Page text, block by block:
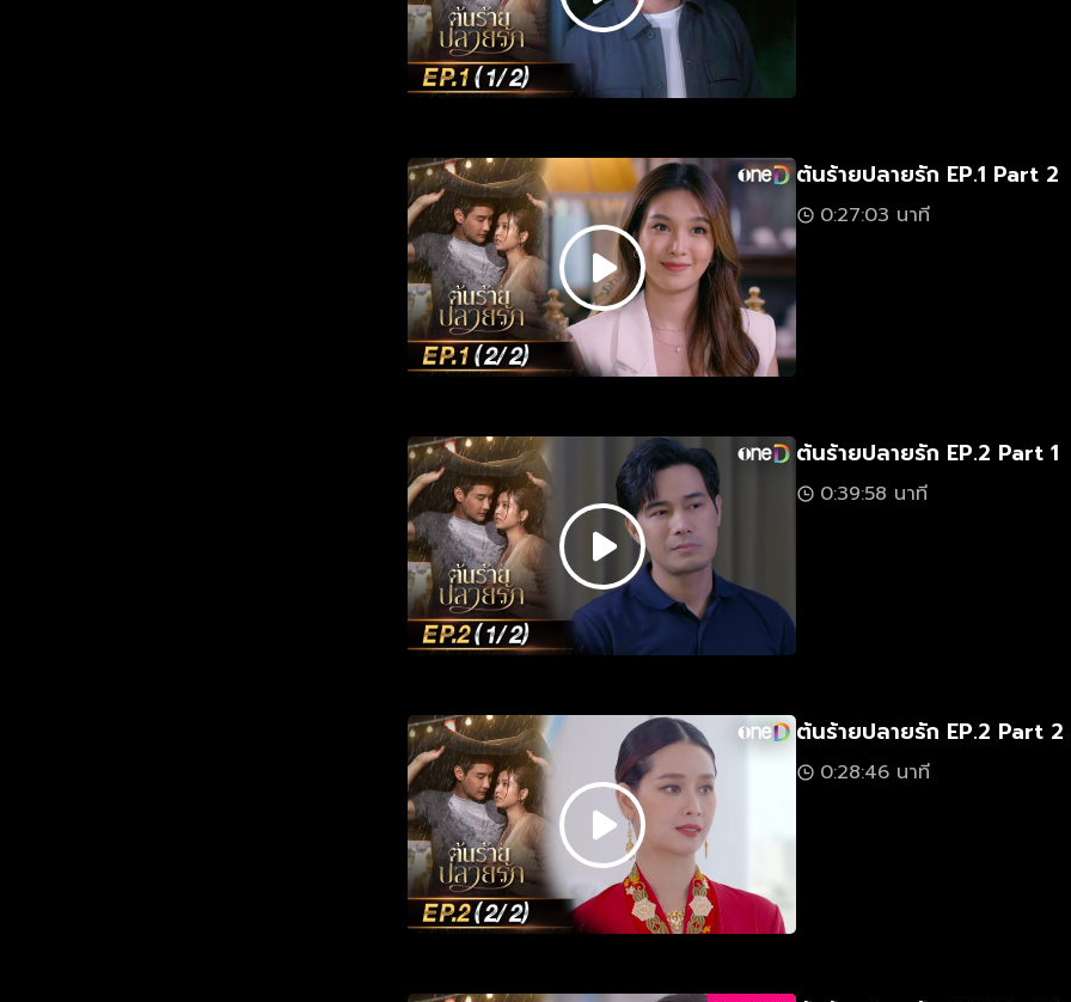
ต้นร้ายปลายรัก EP.1 Part 2
0:27:03 นาที
ต้นร้ายปลายรัก EP.2 Part 1
0:39:58 นาที
ต้นร้ายปลายรัก EP.2 Part 2
0:28:46 นาที